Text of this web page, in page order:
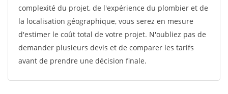
complexité du projet, de l'expérience du plombier et de
la localisation géographique, vous serez en mesure
d'estimer le coût total de votre projet. N'oubliez pas de
demander plusieurs devis et de comparer les tarifs
avant de prendre une décision finale.